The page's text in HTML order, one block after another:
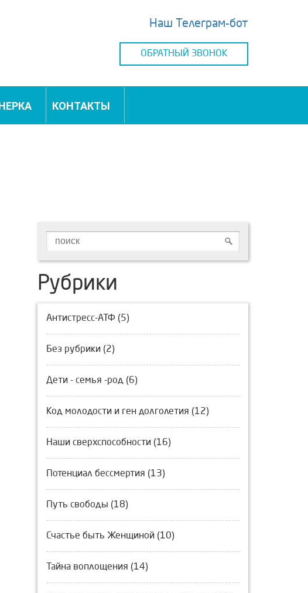
Наш Телеграм-бот
ОБРАТНЫЙ ЗВОНОК
КОНТАКТЫ
Рубрики
Антистресс-АТФ (5)
Без рубрики (2)
Дети - семья -род (6)
Код молодости и ген долголетия (12)
Наши сверхспособности (16)
Потенциал бессмертия (13)
Путь свободы (18)
Счастье быть Женщиной (10)
Тайна воплощения (14)